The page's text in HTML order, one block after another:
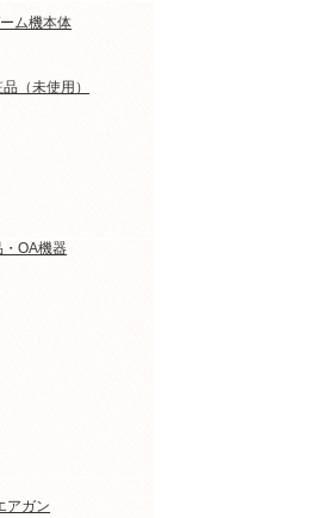
ム機本体
（未使用）
・OA機器
アガン